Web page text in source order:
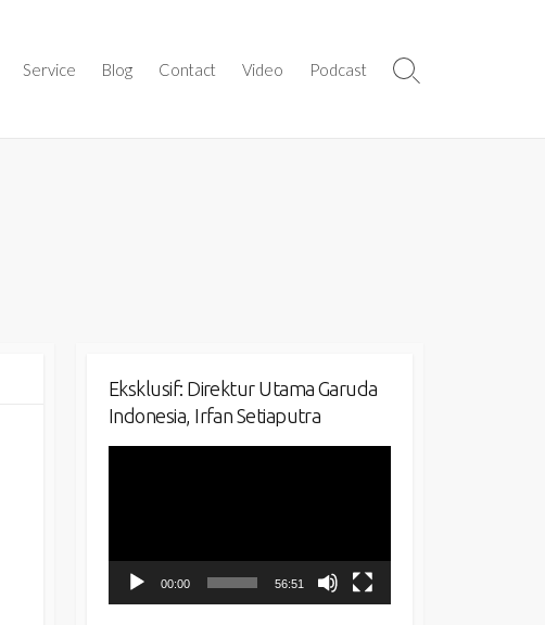
Service Blog Contact Video Podcast
Search
Eksklusif: Direktur Utama Garuda
Indonesia, Irfan Setiaputra
00:00 56:51